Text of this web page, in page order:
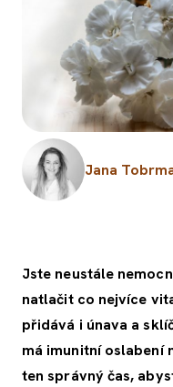
Jana
Jste neustále
natlačit co nejvíce
přidává i únava a
má imunitní oslabení
ten správný čas,